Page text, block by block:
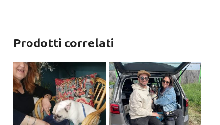
Prodotti correlati